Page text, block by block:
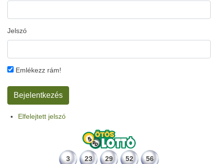
Jelszó
Emlékezz rám!
Elfelejtett jelszó
3 23 29 52 56